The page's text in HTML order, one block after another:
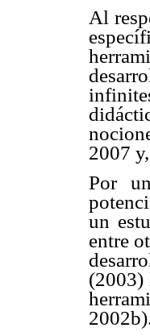
Al
2007
Por
un
entre
(2003)